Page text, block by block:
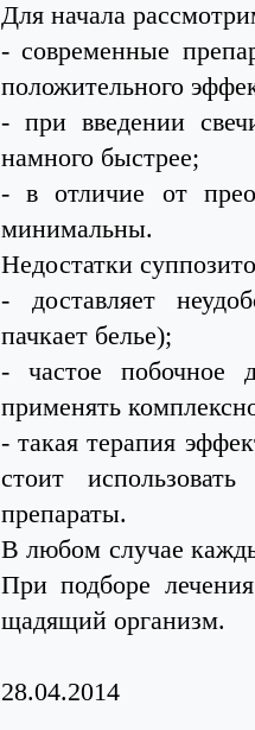
Для начала
- современные
положительного
- при введении
намного быстрее;
- в отличие от
минимальны.
Недостатки
- доставляет
пачкает белье);
- частое побочное
применять
- такая терапия
стоит
препараты.
В любом случае
При подборе
щадящий организм.
28.04.2014